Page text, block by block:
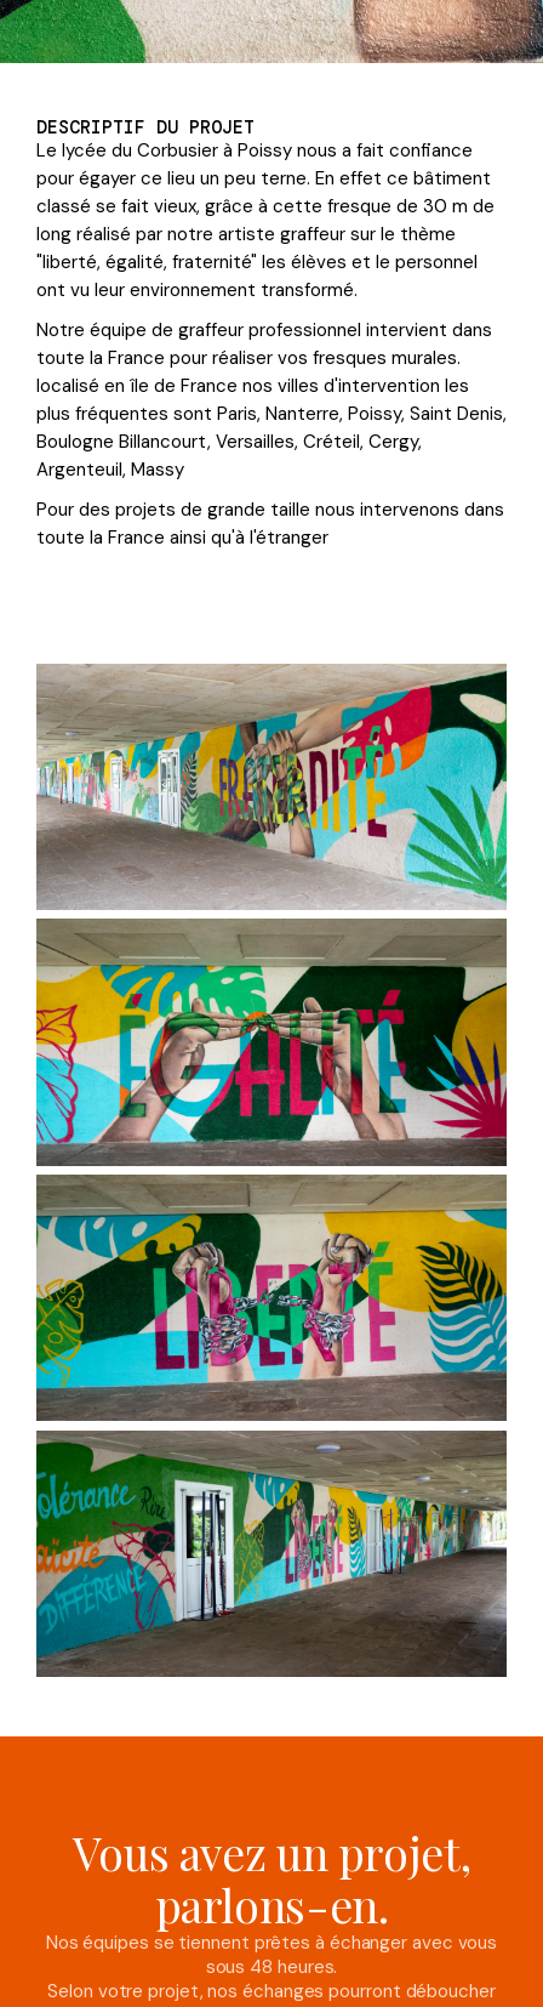
DESCRIPTIF DU PROJET
Le lycée du Corbusier à Poissy nous a fait confiance
pour égayer ce lieu un peu terne. En effet ce bâtiment
classé se fait vieux, grâce à cette fresque de 30 m de
long réalisé par notre artiste graffeur sur le thème
"liberté, égalité, fraternité" les élèves et le personnel
ont vu leur environnement transformé.
Notre équipe de graffeur professionnel intervient dans
toute la France pour réaliser vos fresques murales.
localisé en île de France nos villes d'intervention les
plus fréquentes sont Paris, Nanterre, Poissy, Saint Denis,
Boulogne Billancourt, Versailles, Créteil, Cergy,
Argenteuil, Massy
Pour des projets de grande taille nous intervenons dans
toute la France ainsi qu'à l'étranger
Vous avez un projet,
parlons-en.
Nos équipes se tiennent prêtes à échanger avec vous
sous 48 heures.
Selon votre projet, nos échanges pourront déboucher